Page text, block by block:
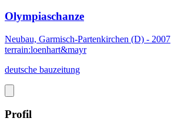
Olympiaschanze
Neubau, Garmisch-Partenkirchen (D) - 2007
terrain:loenhart&mayr
deutsche bauzeitung
Profil